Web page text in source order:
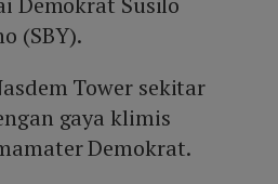
(SBY).
Tower sekitar
gaya klimis
Demokrat.